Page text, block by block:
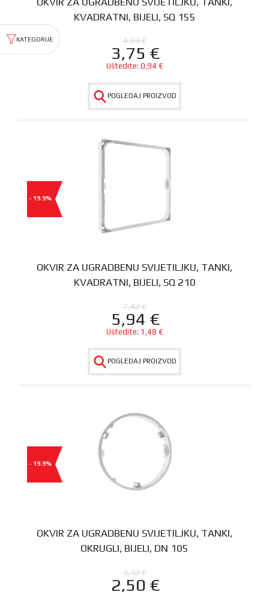
KVADRATNI, BIJELI, SQ 155
4,69€
3,75 €
Uštedite: 0,94 €
POGLEDAJ PROIZVOD
- 19.9%
OKVIR ZA UGRADBENU SVIJETILJKU, TANKI,
KVADRATNI, BIJELI, SQ 210
7,42€
5,94 €
Uštedite: 1,48 €
POGLEDAJ PROIZVOD
- 19.9%
OKVIR ZA UGRADBENU SVIJETILJKU, TANKI,
OKRUGLI, BIJELI, DN 105
3,12€
2,50 €